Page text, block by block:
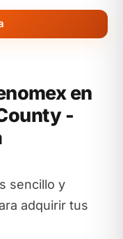
en
-
sencillo y
adquirir tus